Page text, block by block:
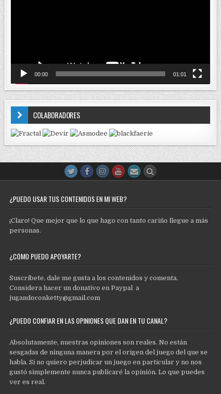
00:00 01:01
COLABORADORES
¿PUEDO USAR TUS CONTENIDOS EN MI WEB?
¡Claro! Que mejor que lo que hago con tanto cariño llegue a más
personas.
¿CÓMO PUEDO APOYARTE?
Suscríbete, dale me gusta a los contenidos y comenta.
Considera hacer un donativo en Paypal a
jugandoconketty@gmail.com
¿PUEDO CONFIAR EN LAS OPINIONES QUE DAN EN TU CANAL?
Absolutamente, nuestras opiniones son reales. No están
sesgadas de ninguna manera por el origen del juego del que se
habla. Si no quiero perjudicar un juego en particular y no nos
gustó simplemente nunca publicaré la opinión. Lo que puedes
ver es real.